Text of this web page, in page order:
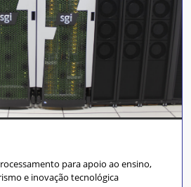
para apoio ao ensino,
e inovação tecnológica